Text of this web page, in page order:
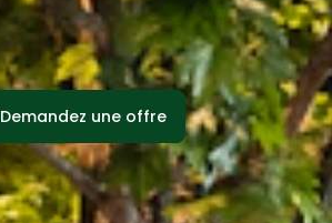
Demandez une offre